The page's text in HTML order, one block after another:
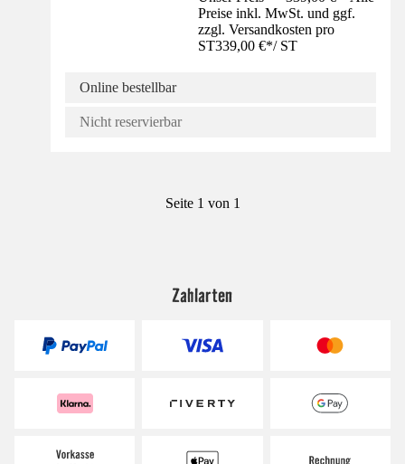
Preise inkl. MwSt. und ggf.
zzgl. Versandkosten pro
ST339,00 €*/ ST
Online bestellbar
Nicht reservierbar
Seite 1 von 1
Zahlarten